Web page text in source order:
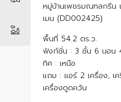
หมู่บ้านเพชรมณฑลกรีน
เมน (DD002425)
พื้นที่ 54.2 ตร.ว.
ฟังก์ชั่น : 3 ชั้น 6 นอน
ทิศ : เหนือ
แถม : แอร์ 2 เครื่อง, เ
เครื่องดูดควัน